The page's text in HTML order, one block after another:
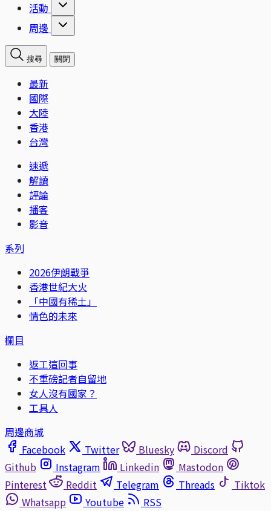
活動
周邊
搜尋 關閉
最新
國際
大陸
香港
台灣
速遞
解讀
評論
播客
影音
系列
2026伊朗戰爭
香港世紀大火
「中國有稀土」
情色的未來
欄目
返工這回事
不重磅記者自留地
女人沒有國家？
工具人
周邊商城
Facebook
Twitter Bluesky
Discord
Github
Instagram Linkedin
Mastodon
Pinterest
Reddit Telegram Threads
Tiktok
Whatsapp
Youtube
RSS